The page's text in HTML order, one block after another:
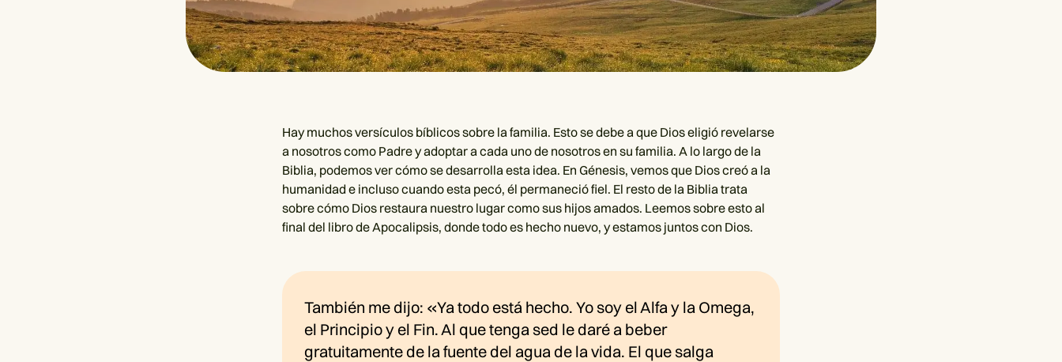
Hay muchos versículos bíblicos sobre la familia. Esto se debe a que Dios eligió revelarse
a nosotros como Padre y adoptar a cada uno de nosotros en su familia. A lo largo de la
Biblia, podemos ver cómo se desarrolla esta idea. En Génesis, vemos que Dios creó a la
humanidad e incluso cuando esta pecó, él permaneció fiel. El resto de la Biblia trata
sobre cómo Dios restaura nuestro lugar como sus hijos amados. Leemos sobre esto al
final del libro de Apocalipsis, donde todo es hecho nuevo, y estamos juntos con Dios.
También me dijo: «Ya todo está hecho. Yo soy el Alfa y la Omega,
el Principio y el Fin. Al que tenga sed le daré a beber
gratuitamente de la fuente del agua de la vida. El que salga